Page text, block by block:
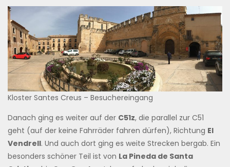
Kloster Santes Creus – Besuchereingang
Danach ging es weiter auf der C51z, die parallel zur C51
geht (auf der keine Fahrräder fahren dürfen), Richtung El
Vendrell. Und auch dort ging es weite Strecken bergab. Ein
besonders schöner Teil ist von La Pineda de Santa